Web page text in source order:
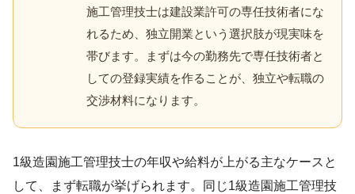
施工管理技士は建設業許可の専任技術者にな
れるため、独立開業という選択肢が現実味を
帯びます。まずは今の勤務先で専任技術者と
しての登録実績を作ることが、独立や転職の
交渉材料になります。
1級造園施工管理技士の年収や給料が上がる主なケースと
して、まず転職が挙げられます。同じ1級造園施工管理技